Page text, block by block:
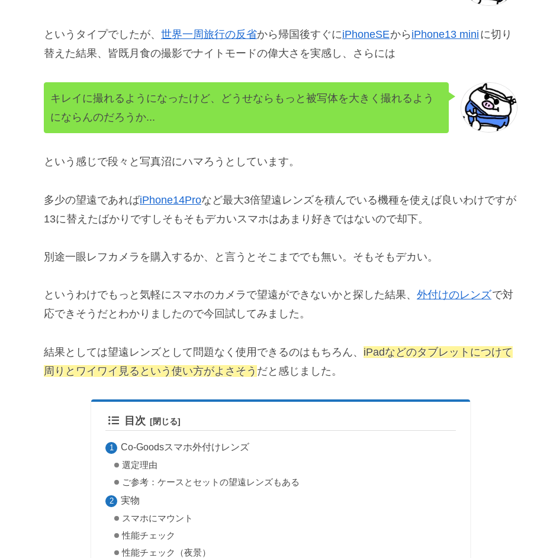
というタイプでしたが、 世界一周旅行の反省から帰国後すぐにiPhoneSEから iPhone13 mini に切り
替えた結果、皆既月食の撮影でナイトモードの偉大さを実感し、さらには
キレイに撮れるようになったけど、どうせならもっと被写体を大きく撮れるよう
にならんのだろうか...
という感じで段々と写真沼にハマろうとしています。
多少の望遠であればiPhone14Proなど最大3倍望遠レンズを積んでいる機種を使えば良いわけですが
13に替えたばかりですしそもそもデカいスマホはあまり好きではないので却下。
別途一眼レフカメラを購入するか、と言うとそこまででも無い。そもそもデカい。
というわけでもっと気軽にスマホのカメラで望遠ができないかと探した結果、 外付けのレンズで対
応できそうだとわかりましたので今回試してみました。
結果としては望遠レンズとして問題なく使用できるのはもちろん、 iPadなどのタブレット につけて
周りとワイワイ見るという使い方がよさそう だと感じました。
目次
Co-Goodsスマホ外付けレンズ
選定理由
ご参考：ケースとセットの望遠レンズもある
実物
スマホにマウント
性能チェック
性能チェック（夜景）